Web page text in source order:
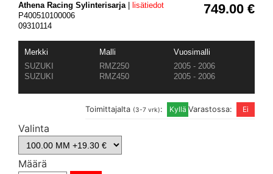
749.00 €
Athena Racing Sylinterisarja|
lisätiedot
P400510100006
09310114
Merkki Malli
Vuosimalli
SUZUKI
RMZ250
2005 - 2006
SUZUKI
RMZ450 2005 - 2006
Varastossa:
Toimittajalta (3-7 vrk):
Valinta
Määrä